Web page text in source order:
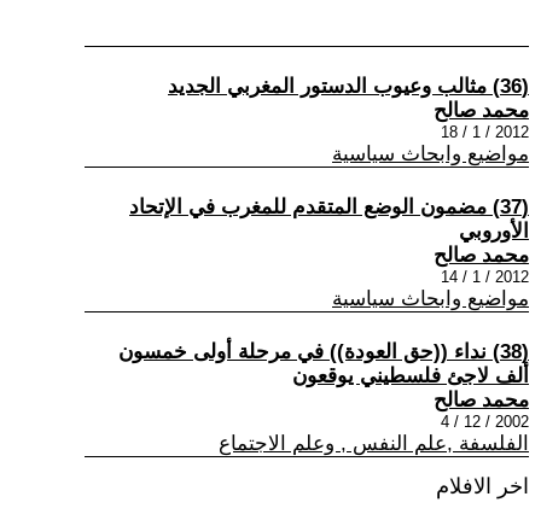
(36) مثالب وعيوب الدستور المغربي الجديد
محمد صالح
2012 / 1 / 18
مواضيع وابحاث سياسية
(37) مضمون الوضع المتقدم للمغرب في الإتحاد
الأوروبي
محمد صالح
2012 / 1 / 14
مواضيع وابحاث سياسية
(38) نداء ((حق العودة)) في مرحلة أولى خمسون
ألف لاجئ فلسطيني يوقعون
محمد صالح
2002 / 12 / 4
الفلسفة ,علم النفس , وعلم الاجتماع
اخر الافلام